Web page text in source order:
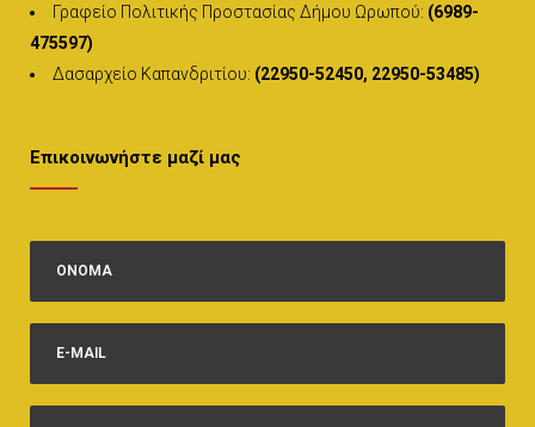
Γραφείο Πολιτικής Προστασίας Δήμου Ωρωπού: (6989-
475597)
Δασαρχείο Καπανδριτίου: (22950-52450, 22950-53485)
Επικοινωνήστε μαζί μας